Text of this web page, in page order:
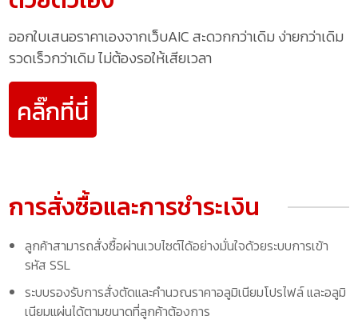
ออกใบเสนอราคาเองจากเว็บAIC สะดวกกว่าเดิม ง่ายกว่าเดิม
รวดเร็วกว่าเดิม ไม่ต้องรอให้เสียเวลา
คลิ๊กที่นี่
การสั่งซื้อและการชำระเงิน
ลูกค้าสามารถสั่งซื้อผ่านเวบไซต์ได้อย่างมั่นใจด้วยระบบการเข้า
รหัส SSL
ระบบรองรับการสั่งตัดและคำนวณราคาอลูมิเนียมโปรไฟล์ และอลูมิ
เนียมแผ่นได้ตามขนาดที่ลูกค้าต้องการ